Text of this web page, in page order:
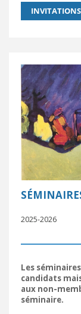
2025-2026
Les
candidats
aux non-
séminaire.